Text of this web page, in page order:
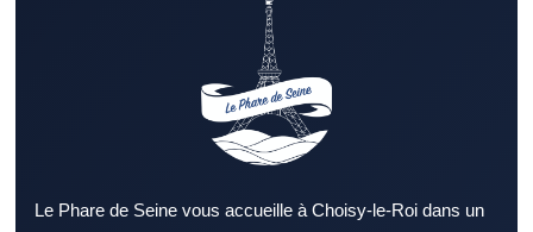
Le Phare de Seine vous accueille à Choisy-le-Roi dans un